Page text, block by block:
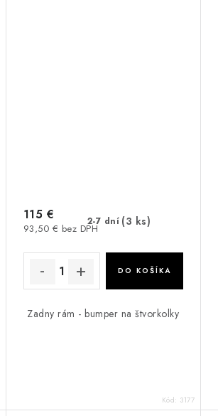
2-7 dní (3 ks)
93,50 € bez DPH
115 €
DO KOŠÍKA
Zadny rám - bumper na štvorkolky
Kód: 3177